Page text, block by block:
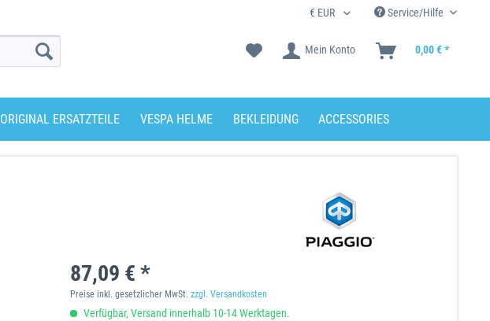
Service/Hilfe
Mein Konto 0,00 € *
ORIGINAL ERSATZTEILE VESPA HELME BEKLEIDUNG ACCESSORIES
87,09 € *
Preise inkl. gesetzlicher MwSt.zzgl. Versandkosten
Verfügbar, Versand innerhalb 10-14 Werktagen.